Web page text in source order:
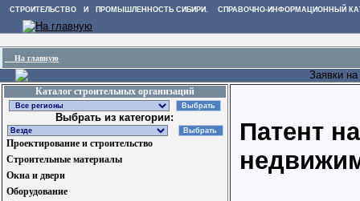
СТРОИТЕЛЬСТВО И ПРОМЫШЛЕННОСТЬ СИБИРИ. СПРАВОЧНО-ИНФОРМАЦИОННЫЙ
На главную
Заявки
Каталог строительных организаций
Выбрать из категории:
Проектирование и строительство
Строительные материалы
Окна и двери
Оборудование
Патент